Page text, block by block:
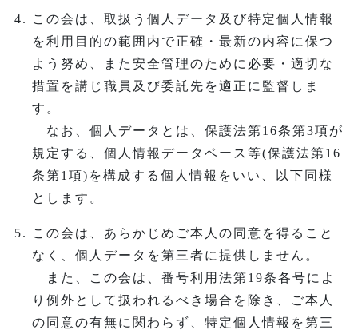
この会は、取扱う個人データ及び特定個人情報
を利用目的の範囲内で正確・最新の内容に保つ
よう努め、また安全管理のために必要・適切な
措置を講じ職員及び委託先を適正に監督しま
す。
なお、個人データとは、保護法第16条第3項が
規定する、個人情報データベース等(保護法第16
条第1項)を構成する個人情報をいい、以下同様
とします。
この会は、あらかじめご本人の同意を得ること
なく、個人データを第三者に提供しません。
また、この会は、番号利用法第19条各号によ
り例外として扱われるべき場合を除き、ご本人
の同意の有無に関わらず、特定個人情報を第三